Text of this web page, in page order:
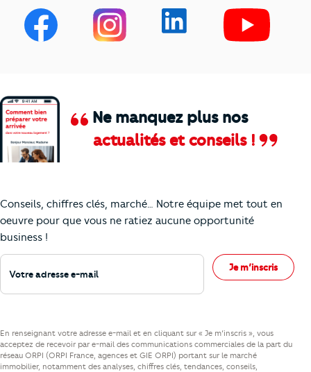
Ne manquez plus nos
actualités et conseils !
Conseils, chiffres clés, marché… Notre équipe met tout en
oeuvre pour que vous ne ratiez aucune opportunité
business !
Votre adresse e-mail
Je m’inscris
En renseignant votre adresse e-mail et en cliquant sur « Je m’inscris », vous
acceptez de recevoir par e-mail des communications commerciales de la part du
réseau ORPI (ORPI France, agences et GIE ORPI) portant sur le marché
immobilier, notamment des analyses, chiffres clés, tendances, conseils,